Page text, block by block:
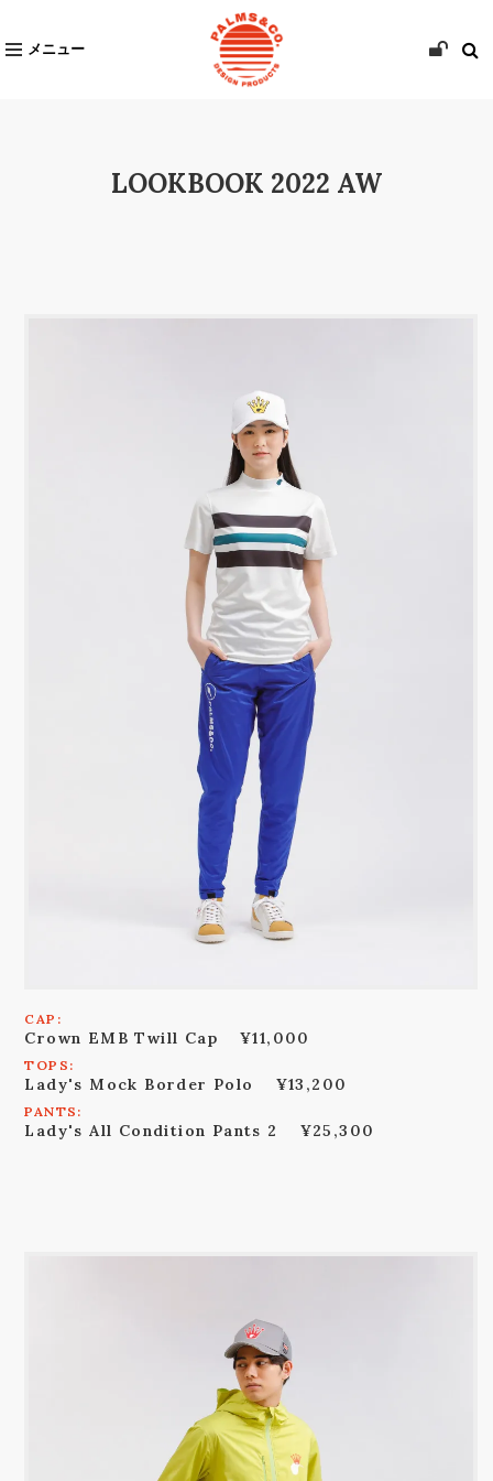
メニュー
LOOKBOOK 2022 AW
CAP:
Crown EMB Twill Cap ¥11,000
TOPS:
Lady's Mock Border Polo ¥13,200
PANTS:
Lady's All Condition Pants 2 ¥25,300